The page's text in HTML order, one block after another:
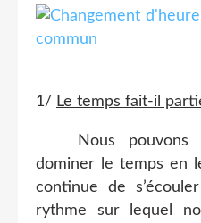
1/ Le temps fait-il
Nous pouvons
dominer le temps en
continue de
rythme sur lequel